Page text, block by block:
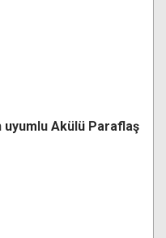
Akülü Paraflaş